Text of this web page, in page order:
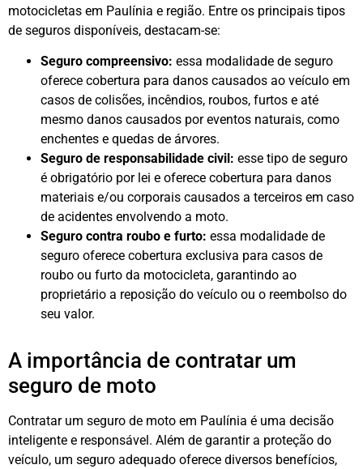
motocicletas em Paulínia e região. Entre os principais tipos
de seguros disponíveis, destacam-se:
Seguro compreensivo: essa modalidade de seguro
oferece cobertura para danos causados ao veículo em
casos de colisões, incêndios, roubos, furtos e até
mesmo danos causados por eventos naturais, como
enchentes e quedas de árvores.
Seguro de responsabilidade civil: esse tipo de seguro
é obrigatório por lei e oferece cobertura para danos
materiais e/ou corporais causados a terceiros em caso
de acidentes envolvendo a moto.
Seguro contra roubo e furto: essa modalidade de
seguro oferece cobertura exclusiva para casos de
roubo ou furto da motocicleta, garantindo ao
proprietário a reposição do veículo ou o reembolso do
seu valor.
A importância de contratar um
seguro de moto
Contratar um seguro de moto em Paulínia é uma decisão
inteligente e responsável. Além de garantir a proteção do
veículo, um seguro adequado oferece diversos benefícios,